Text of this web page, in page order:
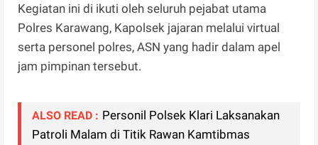
Kegiatan ini di ikuti oleh seluruh pejabat utama
Polres Karawang, Kapolsek jajaran melalui virtual
serta personel polres, ASN yang hadir dalam apel
jam pimpinan tersebut.
ALSO READ : Personil Polsek Klari Laksanakan
Patroli Malam di Titik Rawan Kamtibmas